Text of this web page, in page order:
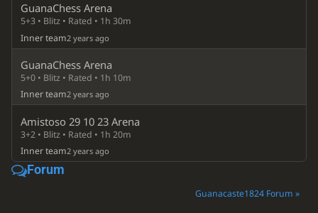
GuanaChess Arena
5+3 • Blitz • Rated • 1h 30m
Inner team2 years ago
GuanaChess Arena
5+0 • Blitz • Rated • 1h 10m
Inner team2 years ago
Amistoso 29 10 23 Arena
3+2 • Blitz • Rated • 1h 20m
Inner team2 years ago
Forum
Guanacaste1824 Forum »